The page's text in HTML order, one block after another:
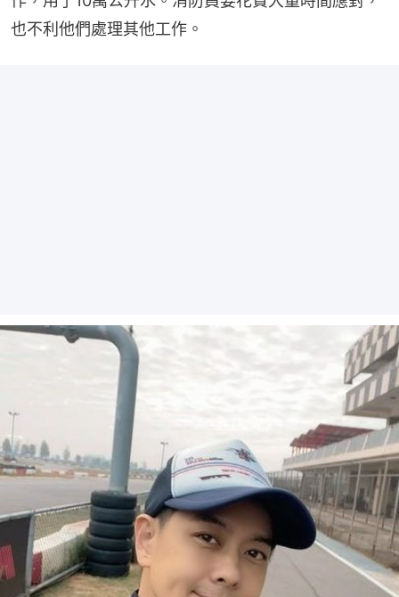
也不利他們處理其他工作。